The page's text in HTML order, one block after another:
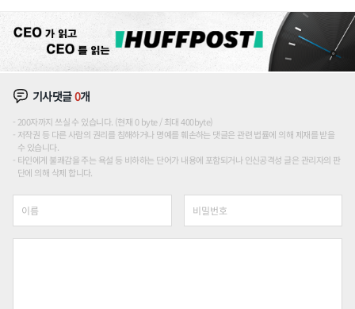
기사댓글0개
200자까지 쓰실 수 있습니다. (현재 0 byte / 최대 400byte)
저작권 등 다른 사람의 권리를 침해하거나 명예를 훼손하는 댓글은 관련 법률에 의해 제재를 받을
수 있습니다.
타인에게 불쾌감을 주는 욕설 등 비하하는 단어가 내용에 포함되거나 인신공격성 글은 관리자의 판
단에 의해 삭제 합니다.